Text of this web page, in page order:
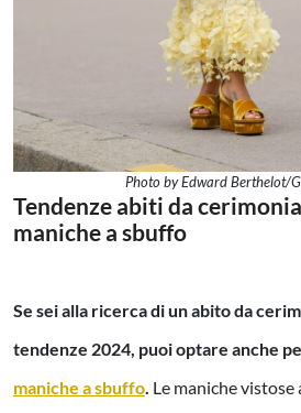
Photo by Edward Berthelot/
Tendenze abiti da
maniche a sbuffo
Se sei alla ricerca di un abito da
tendenze 2024, puoi optare anche
maniche a sbuffo. Le maniche